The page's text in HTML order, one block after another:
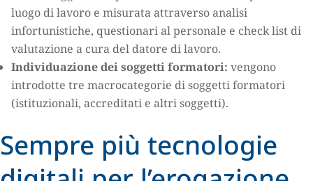
luogo di lavoro e misurata attraverso analisi
infortunistiche, questionari al personale e check list di
valutazione a cura del datore di lavoro.
Individuazione dei soggetti formatori: vengono
introdotte tre macrocategorie di soggetti formatori
(istituzionali, accreditati e altri soggetti).
Sempre più tecnologie